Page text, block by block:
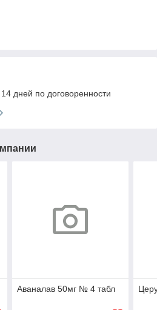
дней по договоренности
Аваналав 50мг № 4 табл